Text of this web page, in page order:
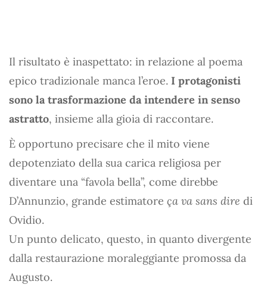
Il risultato è inaspettato: in relazione al poema
epico tradizionale manca l’eroe. I protagonisti
sono la trasformazione da intendere in senso
astratto, insieme alla gioia di raccontare.
È opportuno precisare che il mito viene
depotenziato della sua carica religiosa per
diventare una “favola bella”, come direbbe
D’Annunzio, grande estimatore ça va sans dire di
Ovidio.
Un punto delicato, questo, in quanto divergente
dalla restaurazione moraleggiante promossa da
Augusto.